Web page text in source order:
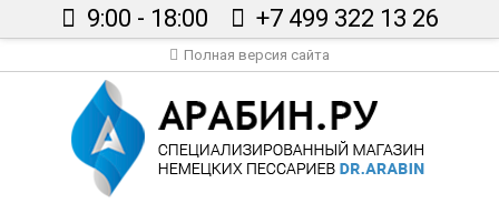
Каталог
Сертификаты
9:00 - 18:00 +7 499 322 13 26
Полная версия сайта